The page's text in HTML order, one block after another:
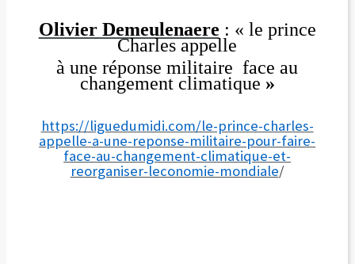
Olivier Demeulenaere : « le prince
Charles appelle
à une réponse militaire face au
changement climatique »
https://liguedumidi.com/le-prince-charles-
appelle-a-une-reponse-militaire-pour-faire-
face-au-changement-climatique-et-
reorganiser-leconomie-mondiale/